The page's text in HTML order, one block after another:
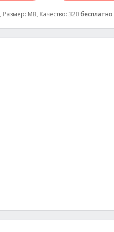
MB, Качество: 320бесплатно